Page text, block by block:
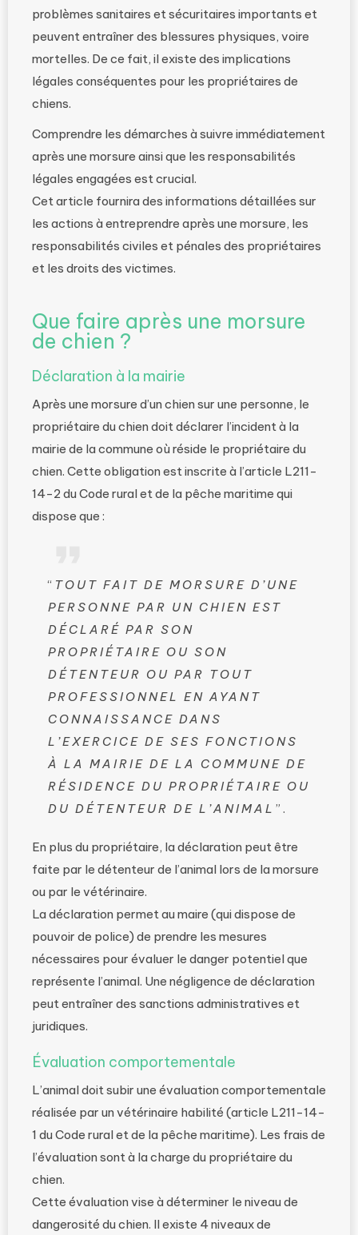
problèmes sanitaires et sécuritaires importants et
peuvent entraîner des blessures physiques, voire
mortelles. De ce fait, il existe des implications
légales conséquentes pour les propriétaires de
chiens.
Comprendre les démarches à suivre immédiatement
après une morsure ainsi que les responsabilités
légales engagées est crucial.
Cet article fournira des informations détaillées sur
les actions à entreprendre après une morsure, les
responsabilités civiles et pénales des propriétaires
et les droits des victimes.
Que faire après une morsure
de chien ?
Déclaration à la mairie
Après une morsure d’un chien sur une personne, le
propriétaire du chien doit déclarer l’incident à la
mairie de la commune où réside le propriétaire du
chien. Cette obligation est inscrite à l’article L211-
14-2 du Code rural et de la pêche maritime qui
dispose que :
“ TOUT FAIT DE MORSURE D’UNE
PERSONNE PAR UN CHIEN EST
DÉCLARÉ PAR SON
PROPRIÉTAIRE OU SON
DÉTENTEUR OU PAR TOUT
PROFESSIONNEL EN AYANT
CONNAISSANCE DANS
L’EXERCICE DE SES FONCTIONS
À LA MAIRIE DE LA COMMUNE DE
RÉSIDENCE DU PROPRIÉTAIRE OU
DU DÉTENTEUR DE L’ANIMAL ”.
En plus du propriétaire, la déclaration peut être
faite par le détenteur de l’animal lors de la morsure
ou par le vétérinaire.
La déclaration permet au maire (qui dispose de
pouvoir de police) de prendre les mesures
nécessaires pour évaluer le danger potentiel que
représente l’animal. Une négligence de déclaration
peut entraîner des sanctions administratives et
juridiques.
Évaluation comportementale
L’animal doit subir une évaluation comportementale
réalisée par un vétérinaire habilité (article L211-14-
1 du Code rural et de la pêche maritime). Les frais de
l’évaluation sont à la charge du propriétaire du
chien.
Cette évaluation vise à déterminer le niveau de
dangerosité du chien. Il existe 4 niveaux de